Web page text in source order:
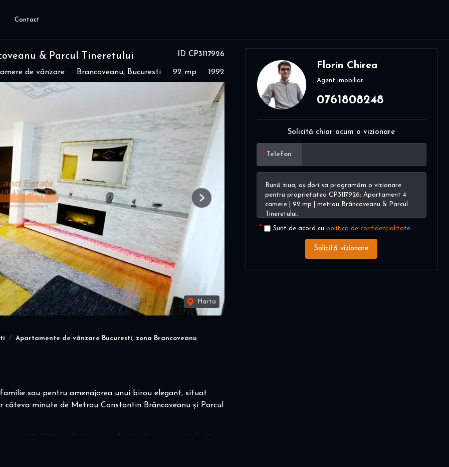
Contact
ID CP3117926
& Parcul Tineretului
de vânzare Brancoveanu, Bucuresti 92 mp 1992
Harta
Next
Apartamente de vânzare Bucuresti, zona Brancoveanu
sau pentru amenajarea unui birou elegant, situat
minute de Metrou Constantin Brâncoveanu și Parcul
în 1992 și oferă o suprafață utilă generoasă de 92
Florin Chirea
Agent imobiliar
0761808248
Solicită chiar acum o vizionare
Telefon
Sunt de acord cu politica de confidențialitate
Solicită vizionare